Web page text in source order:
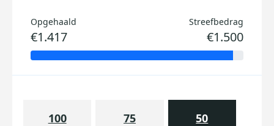
Opgehaald
€1.417
Streefbedrag
€1.500
100 75 50